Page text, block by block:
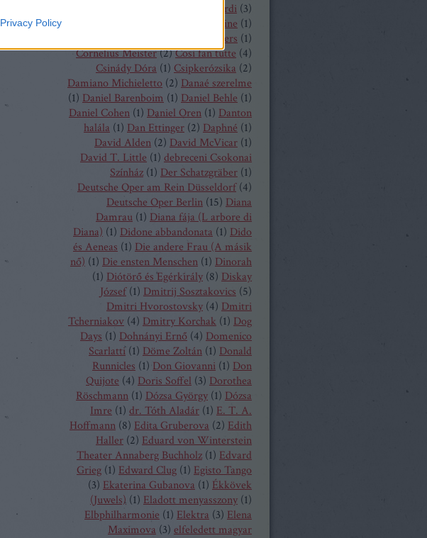
Privacy Policy
Claudio Monteverdi (3)
Clémentine Margaine (1)
Corinne Winters (1)
Cornelius Meister(2)Cosi fan tutte (4)
Csinády Dóra (1) Csipkerózsika (2)
Damiano Michieletto (2) Danaé szerelme
(1) Daniel Barenboim (1) Daniel Behle (1)
Daniel Cohen (1) Daniel Oren (1) Danton
halála (1) Dan Ettinger (2) Daphné (1)
David Alden (2) David McVicar (1)
David T. Little (1) debreceni Csokonai
Színház (1) Der Schatzgräber (1)
Deutsche Oper am Rein Düsseldorf (4)
Deutsche Oper Berlin (15) Diana
Damrau (1) Diana fája (L arbore di
Diana) (1) Didone abbandonata (1) Dido
és Aeneas (1) Die andere Frau (A másik
nő) (1) Die ensten Menschen (1) Dinorah
(1) Diótörő és Egérkirály (8) Diskay
József (1) Dmitrij Sosztakovics (5)
Dmitri Hvorostovsky (4) Dmitri
Tcherniakov (4) Dmitry Korchak (1) Dog
Days (1) Dohnányi Ernő (4) Domenico
Scarlatti (1) Döme Zoltán (1) Donald
Runnicles (1) Don Giovanni (1) Don
Quijote (4) Doris Soffel (3) Dorothea
Röschmann (1) Dózsa György (1) Dózsa
Imre (1) dr. Tóth Aladár (1) E. T. A.
Hoffmann (8) Edita Gruberova (2) Edith
Haller (2) Eduard von Winterstein
Theater Annaberg Buchholz (1) Edvard
Grieg (1) Edward Clug (1) Egisto Tango
(3) Ekaterina Gubanova (1) Ékkövek
(Juwels) (1) Eladott menyasszony (1)
Elbphilharmonie (1) Elektra (3) Elena
Maximova (3) elfeledett magyar